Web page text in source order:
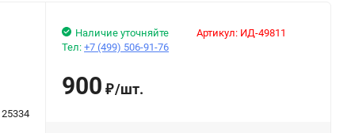
Артикул: ИД-49811
Наличие уточняйте
Тел:+7 (499) 506-91-76
900 ₽/шт.